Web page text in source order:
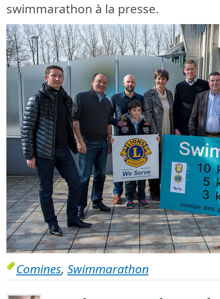
swimmarathon à la presse.
Comines, Swimmarathon